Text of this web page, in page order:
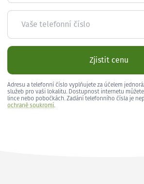
Vaše telefonní číslo
Zjistit cenu
Adresu a telefonní číslo vyplňujete za účelem
služeb pro vaši lokalitu. Dostupnost internetu
lince nebo pobočkách. Zadání telefonního čísla je
ochraně soukromí.